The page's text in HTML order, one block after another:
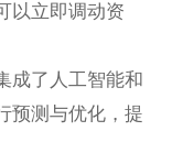
以立即调动资
成了人工智能和
预测与优化，提